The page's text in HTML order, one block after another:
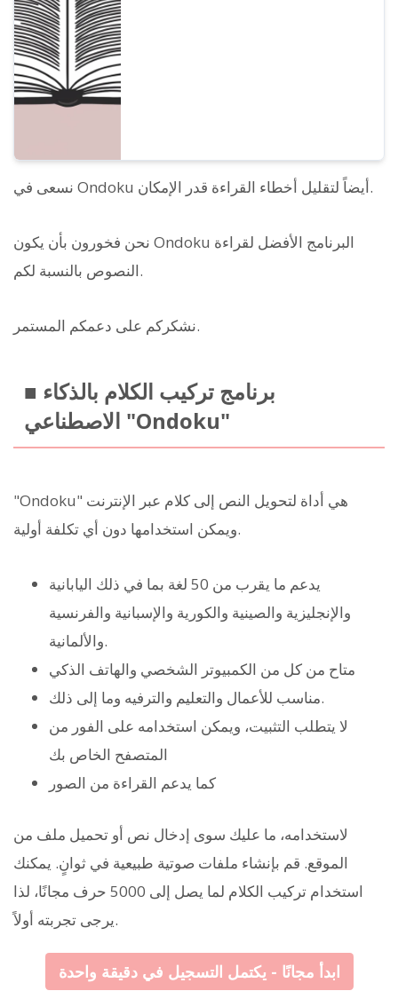
نسعى في Ondoku أيضاً لتقليل أخطاء القراءة قدر الإمكان.
نحن فخورون بأن يكون Ondoku البرنامج الأفضل لقراءة
النصوص بالنسبة لكم.
نشكركم على دعمكم المستمر.
■ برنامج تركيب الكلام بالذكاء
الاصطناعي "Ondoku"
"Ondoku" هي أداة لتحويل النص إلى كلام عبر الإنترنت
ويمكن استخدامها دون أي تكلفة أولية.
يدعم ما يقرب من 50 لغة بما في ذلك اليابانية
والإنجليزية والصينية والكورية والإسبانية والفرنسية
والألمانية.
متاح من كل من الكمبيوتر الشخصي والهاتف الذكي
مناسب للأعمال والتعليم والترفيه وما إلى ذلك.
لا يتطلب التثبيت، ويمكن استخدامه على الفور من
المتصفح الخاص بك
كما يدعم القراءة من الصور
لاستخدامه، ما عليك سوى إدخال نص أو تحميل ملف من
الموقع. قم بإنشاء ملفات صوتية طبيعية في ثوانٍ. يمكنك
استخدام تركيب الكلام لما يصل إلى 5000 حرف مجانًا، لذا
يرجى تجربته أولاً.
ابدأ مجانًا - يكتمل التسجيل في دقيقة واحدة